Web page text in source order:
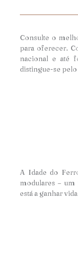
Consulte o
para oferecer.
nacional e até
distingue-se pelo
A Idade do
modulares –
está a ganhar